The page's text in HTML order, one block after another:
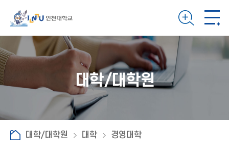
대학/대학원
대학/대학원 대학 경영대학